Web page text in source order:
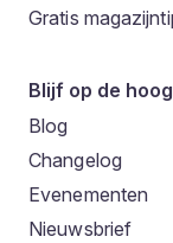
Gratis
Blijf op de
Blog
Changelog
Evenementen
Nieuwsbrief